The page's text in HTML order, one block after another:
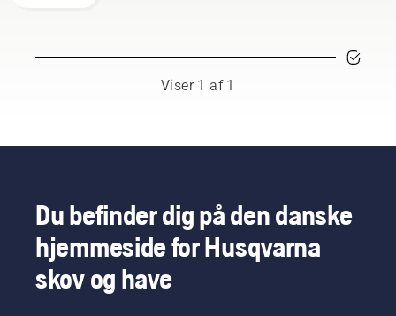
ambassadører
lande.
De er
vores H-
team.
Og de er
vores
Viser 1 af 1
Du befinder dig på den danske
hjemmeside for Husqvarna
skov og have